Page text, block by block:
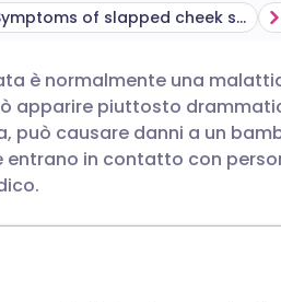
🇩🇪 Deutsch
🇫🇷 Français
Symptoms of slapped cheek syndrome
è normalmente una
apparire piuttosto
causare danni a un
entrano in contatto con